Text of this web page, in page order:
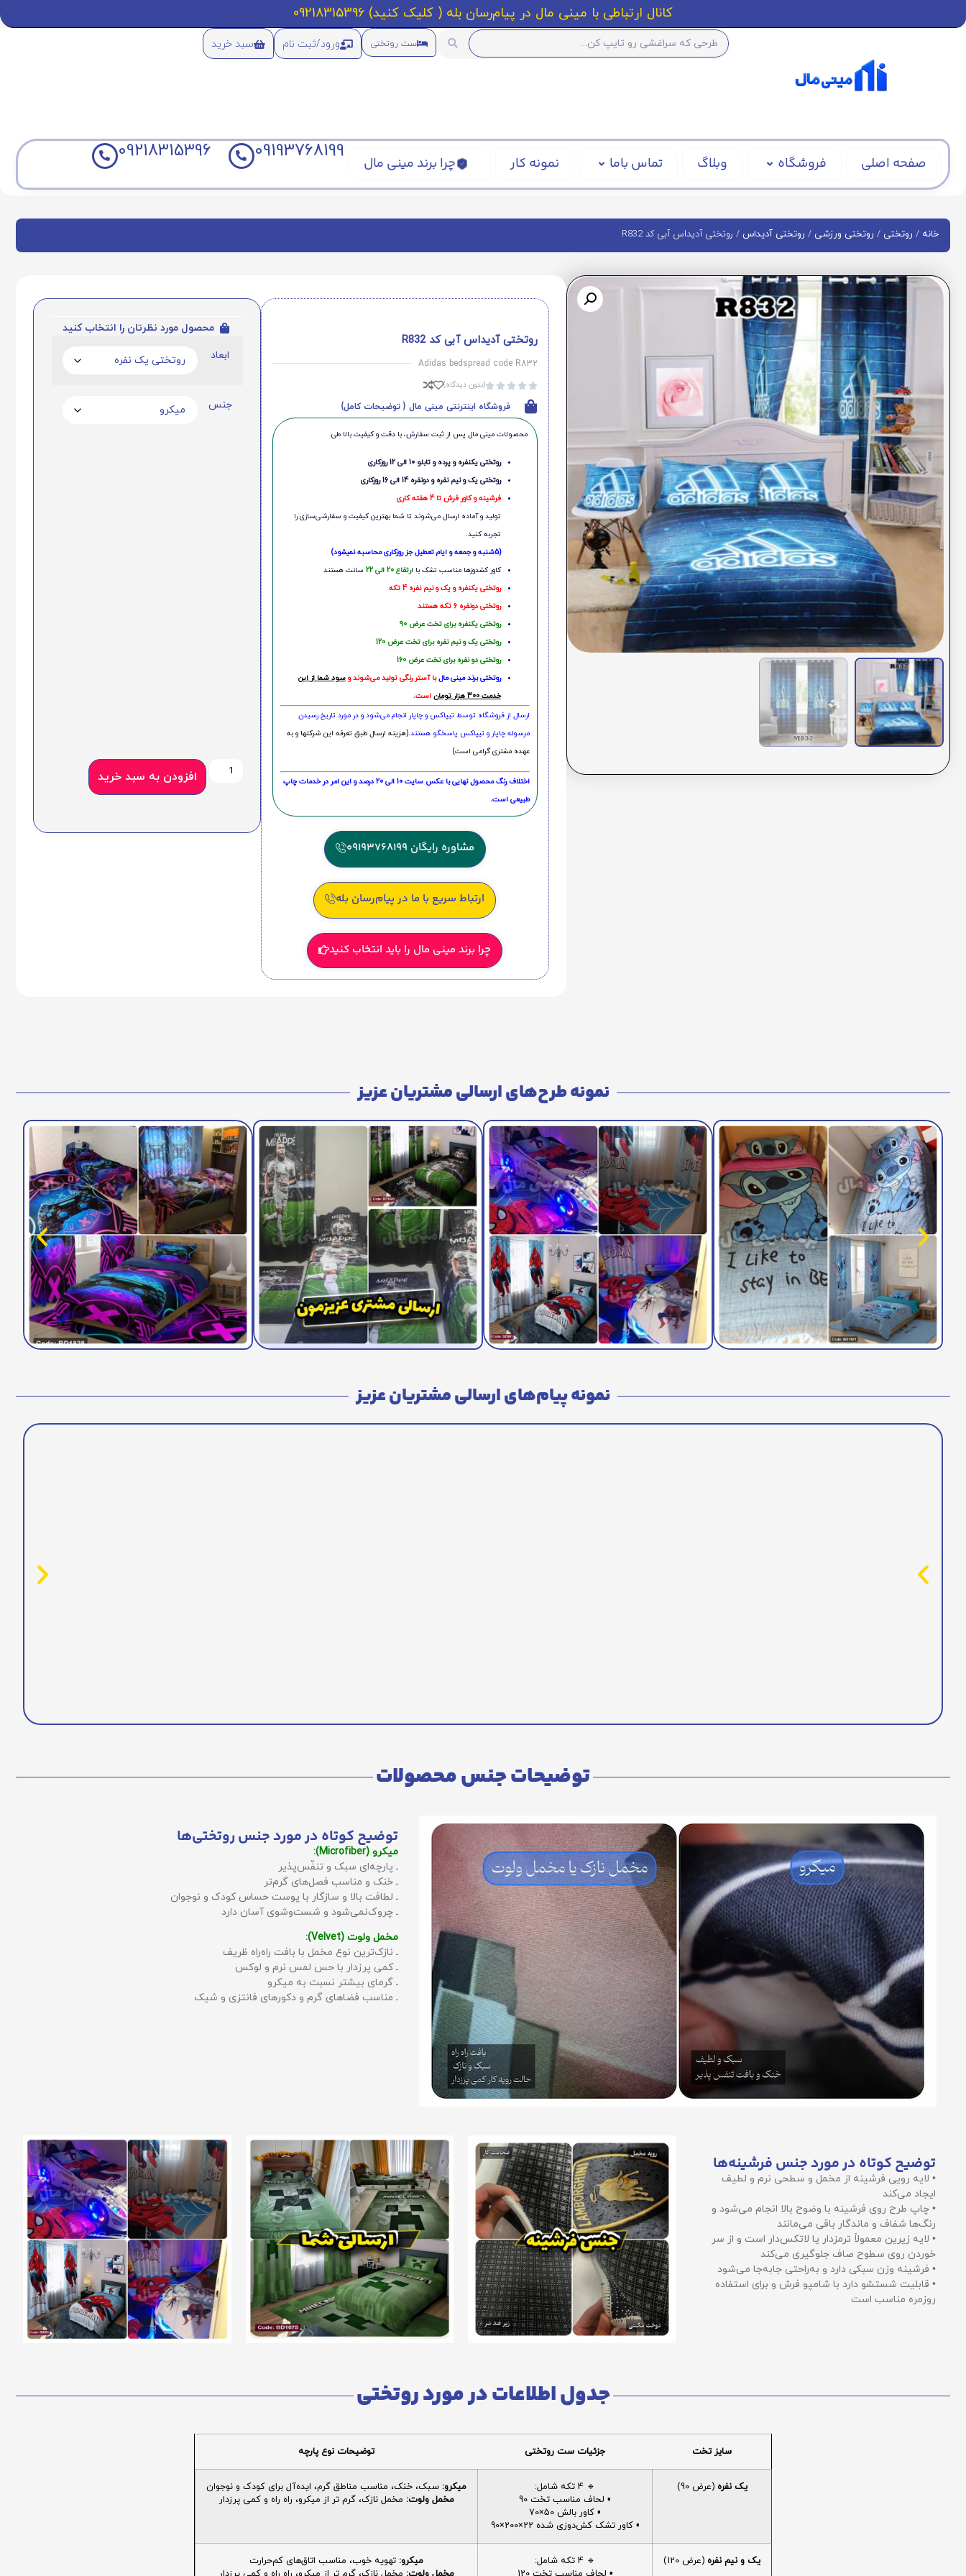
کانال ارتباطی با مینی مال در پیام‌رسان بله ( کلیک کنید) 09218315396
ست روتختی ورود/ثبت نام سبد خرید
صفحه اصلی فروشگاه وبلاگ تماس باما نمونه کار چرا برند مینی مال
09193768199
09218315396
خانه / روتختی / روتختی ورزشی / روتختی آدیداس / روتختی آدیداس آبی کد R832
روتختی آدیداس آبی کد R832
Adidas bedspread code R832




(بدون دیدگاه)
فروشگاه اینترنتی مینی مال { توضیحات کامل}
محصولات مینی‌ مال پس از ثبت سفارش، با دقت و کیفیت بالا طی:
روتختی یکنفره و پرده و تابلو 10 الی 12 روزکاری
روتختی یک و نیم نفره و دونفره 14 الی 16 روزکاری
فرشینه و کاور فرش تا 4 هفته کاری
تولید و آماده ارسال می‌شوند تا شما بهترین کیفیت و سفارشی‌سازی را
تجربه کنید.
(5شنبه و جمعه و ایام تعطیل جز روزکاری محاسبه نمیشود)
کاور کشدوزها مناسب تشک با ارتفاع 20 الی 22
سانت هستند
روتختی یکنفره و یک و نیم نفره 4 تکه
روتختی دونفره 6 تکه هستند
روتختی یکنفره برای تخت عرض 90
روتختی یک و نیم نفره برای تخت عرض 120
روتختی دو نفره برای تخت عرض 160
روتختی‌ برند مینی مالبا آستر رنگی تولید می‌شوند وسود شما از این
خدمت 300 هزار تومان
است.
ارسال از فروشگاه توسط تیپاکس و چاپار انجام می‌شود و در مورد تاریخ رسیدن
مرسوله چاپار و تیپاکس پاسخگو هستند.(هزینه ارسال طبق تعرفه این شرکتها و به
عهده مشتری گرامی است)
اختلاف رنگ محصول نهایی با عکس سایت 10 الی 20 درصد و این امر در خدمات چاپ
طبیعی است.
مشاوره رایگان 09193768199
ارتباط سریع با ما در پیام‌رسان بله
چرا برند مینی مال را باید انتخاب کنید
محصول مورد نظرتان را انتخاب کنید
ابعاد
جنس
افزودن به سبد خرید
نمونه طرح‌های ارسالی مشتریان عزیز
نمونه پیام‌های ارسالی مشتریان عزیز
توضیحات جنس محصولات
توضیح کوتاه در مورد جنس روتختی‌ها
میکرو (Microfiber):
ـ پارچه‌ای سبک و تنفّس‌پذیر
ـ خنک و مناسب فصل‌های گرم‌تر
ـ لطافت بالا و سازگار با پوست حساس کودک و نوجوان
ـ چروک‌نمی‌شود و شست‌وشوی آسان دارد
مخمل ولوت (Velvet):
ـ نازک‌ترین نوع مخمل با بافت راه‌راه ظریف
ـ کمی پرزدار با حس لمس نرم و لوکس
ـ گرمای بیشتر نسبت به میکرو
ـ مناسب فضاهای گرم و دکورهای فانتزی و شیک
توضیح کوتاه در مورد جنس فرشینه‌ها
• لایه رویی فرشینه از مخمل و سطحی نرم و لطیف
ایجاد می‌کند
• چاپ طرح روی فرشینه با وضوح بالا انجام می‌شود و
رنگ‌ها شفاف و ماندگار باقی می‌مانند
• لایه زیرین معمولاً ترمزدار یا لاتکس‌دار است و از سر
خوردن روی سطوح صاف جلوگیری می‌کند
• فرشینه وزن سبکی دارد و به‌راحتی جابه‌جا می‌شود
• قابلیت شستشو دارد با شامپو فرش و برای استفاده
روزمره مناسب است
جدول اطلاعات در مورد روتختی
سایز تخت جزئیات ست روتختی توضیحات نوع پارچه
یک نفره (عرض 90)
🔹 4 تکه شامل:
▪️ لحاف مناسب تخت 90
▪️ کاور بالش 50×70
▪️ کاور تشک کش‌دوزی شده 22×200×90
میکرو: سبک، خنک، مناسب مناطق گرم، ایده‌آل برای کودک و نوجوان
مخمل ولوت: مخمل نازک، گرم تر از میکرو، راه راه و کمی پرزدار
یک و نیم نفره (عرض 120)
🔹 4 تکه شامل:
میکرو: تهویه خوب، مناسب اتاق‌های کم‌حرارت